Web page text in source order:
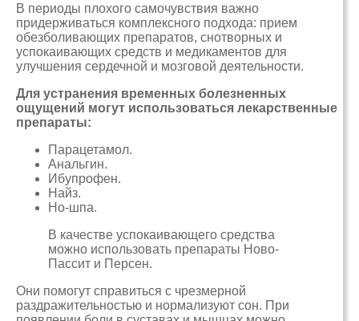
В периоды плохого самочувствия важно
придерживаться комплексного подхода: прием
обезболивающих препаратов, снотворных и
успокаивающих средств и медикаментов для
улучшения сердечной и мозговой деятельности.
Для устранения временных болезненных
ощущений могут использоваться лекарственные
препараты:
Парацетамол.
Анальгин.
Ибупрофен.
Найз.
Но-шпа.
В качестве успокаивающего средства
можно использовать препараты Ново-
Пассит и Персен.
Они помогут справиться с чрезмерной
раздражительностью и нормализуют сон. При